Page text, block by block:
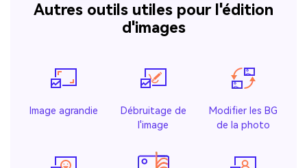
Autres outils utiles pour l'édition
d'images
Image agrandie
Débruitage de
l'image
Modifier les BG
de la photo